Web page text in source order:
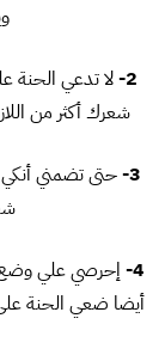
2-
شعرك أكثر من
3- حتى تضمني
4- إحرصي علي وضع
أيضا ضعي الحنة